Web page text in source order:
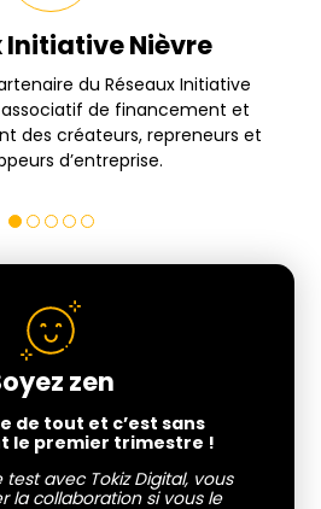
Initiative Nièvre
du Réseaux Initiative
associatif de financement et
des créateurs, repreneurs et
d’entreprise.
zen
de tout et c’est sans
le premier trimestre !
avec Tokiz Digital, vous
la collaboration si vous le